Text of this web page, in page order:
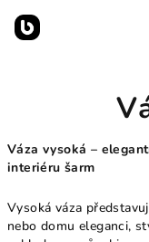
obsah
Váza vysoká –
interiéru šarm
Vysoká váza
nebo domu eleganci,